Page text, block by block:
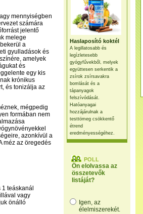
Haslaposító koktél
A legillatosabb és
legízletesebb
gyógyfűvekből, melyek
együttesen serkentik a
zsírok zsírsavakra
bomlását és a
tápanyagok
felszívódását.
Hatóanyagai
hozzájárulnak a
testtömeg csökkentő
étrend
eredményességéhez.
POLL
Ön elolvassa az
összetevők
listáját?
Igen, az
élelmiszerekét.
mennyiségben
számára
jelentő
melege
a
gyulladások és
amelyek
és
egy kis
krónikus
és tonizálja az
mégpedig
formában nem
azonkívül a
méz az öregedés
teáskanál
vagy
önálló